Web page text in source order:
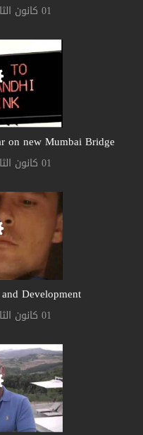
01 كانون الثاني 2013, 12:00 ص
on new Mumbai Bridge
01 كانون الثاني 2013, 12:00 ص
Development
01 كانون الثاني 2013, 12:00 ص